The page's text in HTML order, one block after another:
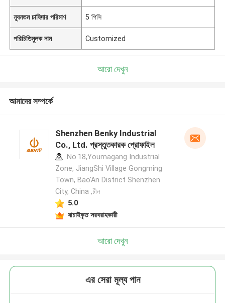
ন্যূনতম চাহিদার পরিমাণ 5 পিসি
পরিচিতিমুলক নাম Customized
আরো দেখুন
আমাদের সম্পর্কে
Shenzhen Benky Industrial
Co., Ltd. প্রস্তুতকারক প্রোফাইল
No.18,Youmagang Industrial
Zone, JiangShi Village Gongming
Town, Bao'An District Shenzhen
City, China ,চীন
5.0
যাচাইকৃত সরবরাহকারী
আরো দেখুন
এর সেরা মূল্য পান